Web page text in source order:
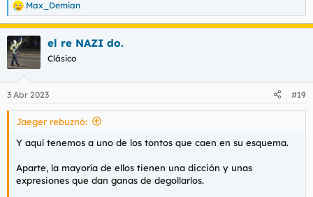
R
e
a
c
c
i
e
s
Max_Demian
el re NAZI do.
Clásico
3 Abr 2023 #19
Jaeger rebuznó:
Y aquí tenemos a uno de los tontos que caen en su esquema.
Aparte, la mayoría de ellos tienen una dicción y unas
expresiones que dan ganas de degollarlos.